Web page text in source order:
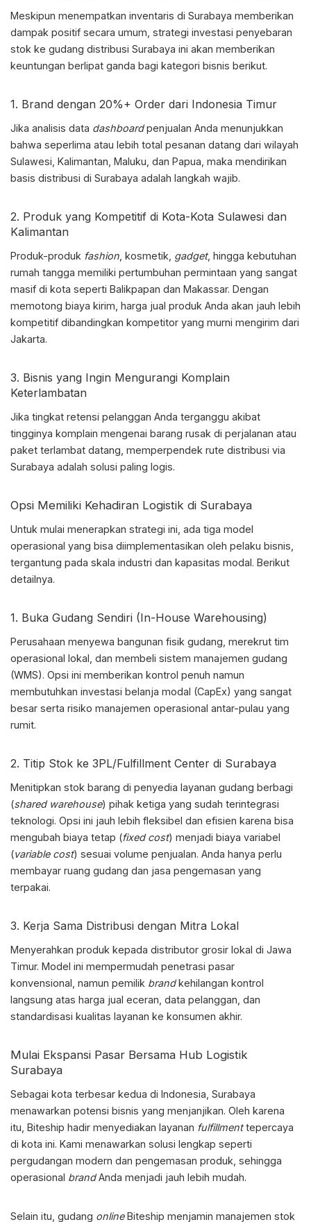
Meskipun menempatkan inventaris di Surabaya memberikan
dampak positif secara umum, strategi investasi penyebaran
stok ke gudang distribusi Surabaya ini akan memberikan
keuntungan berlipat ganda bagi kategori bisnis berikut.
1. Brand dengan 20%+ Order dari Indonesia Timur
Jika analisis data dashboardpenjualan Anda menunjukkan
bahwa seperlima atau lebih total pesanan datang dari wilayah
Sulawesi, Kalimantan, Maluku, dan Papua, maka mendirikan
basis distribusi di Surabaya adalah langkah wajib.
2. Produk yang Kompetitif di Kota-Kota Sulawesi dan
Kalimantan
Produk-produk fashion , kosmetik, gadget, hingga kebutuhan
rumah tangga memiliki pertumbuhan permintaan yang sangat
masif di kota seperti Balikpapan dan Makassar. Dengan
memotong biaya kirim, harga jual produk Anda akan jauh lebih
kompetitif dibandingkan kompetitor yang murni mengirim dari
Jakarta.
3. Bisnis yang Ingin Mengurangi Komplain
Keterlambatan
Jika tingkat retensi pelanggan Anda terganggu akibat
tingginya komplain mengenai barang rusak di perjalanan atau
paket terlambat datang, memperpendek rute distribusi via
Surabaya adalah solusi paling logis.
Opsi Memiliki Kehadiran Logistik di Surabaya
Untuk mulai menerapkan strategi ini, ada tiga model
operasional yang bisa diimplementasikan oleh pelaku bisnis,
tergantung pada skala industri dan kapasitas modal. Berikut
detailnya.
1. Buka Gudang Sendiri (In-House Warehousing)
Perusahaan menyewa bangunan fisik gudang, merekrut tim
operasional lokal, dan membeli sistem manajemen gudang
(WMS). Opsi ini memberikan kontrol penuh namun
membutuhkan investasi belanja modal (CapEx) yang sangat
besar serta risiko manajemen operasional antar-pulau yang
rumit.
2. Titip Stok ke 3PL/Fulfillment Center di Surabaya
Menitipkan stok barang di penyedia layanan gudang berbagi
(shared warehouse) pihak ketiga yang sudah terintegrasi
teknologi. Opsi ini jauh lebih fleksibel dan efisien karena bisa
mengubah biaya tetap (fixed cost) menjadi biaya variabel
(variable cost) sesuai volume penjualan. Anda hanya perlu
membayar ruang gudang dan jasa pengemasan yang
terpakai.
3. Kerja Sama Distribusi dengan Mitra Lokal
Menyerahkan produk kepada distributor grosir lokal di Jawa
Timur. Model ini mempermudah penetrasi pasar
konvensional, namun pemilik brandkehilangan kontrol
langsung atas harga jual eceran, data pelanggan, dan
standardisasi kualitas layanan ke konsumen akhir.
Mulai Ekspansi Pasar Bersama Hub Logistik
Surabaya
Sebagai kota terbesar kedua di Indonesia, Surabaya
menawarkan potensi bisnis yang menjanjikan. Oleh karena
itu, Biteship hadir menyediakan layanan fulfillmenttepercaya
di kota ini. Kami menawarkan solusi lengkap seperti
pergudangan modern dan pengemasan produk, sehingga
operasional brandAnda menjadi jauh lebih mudah.
Selain itu, gudang onlineBiteship menjamin manajemen stok